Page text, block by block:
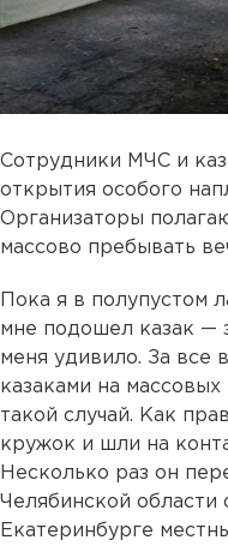
Сотрудники МЧС и
открытия особого
Организаторы
массово пребывать
Пока я в полупустом
мне подошел казак —
меня удивило. За все
казаками на
такой случай. Как
кружок и шли на
Несколько раз он
Челябинской области
Екатеринбурге